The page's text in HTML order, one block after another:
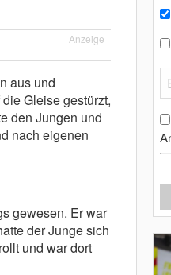
Anzeige
aus und
Gleise gestürzt,
den Jungen und
nach eigenen
gewesen. Er war
der Junge sich
und war dort